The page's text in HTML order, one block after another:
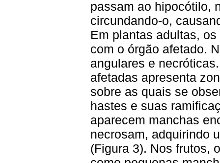
passam ao hipocótilo,
circundando-o,
Em plantas adultas,
com o órgão afetado.
angulares e
afetadas apresenta
sobre as quais se
hastes e suas
aparecem manchas
necrosam, adquirindo
(Figura 3). Nos frutos,